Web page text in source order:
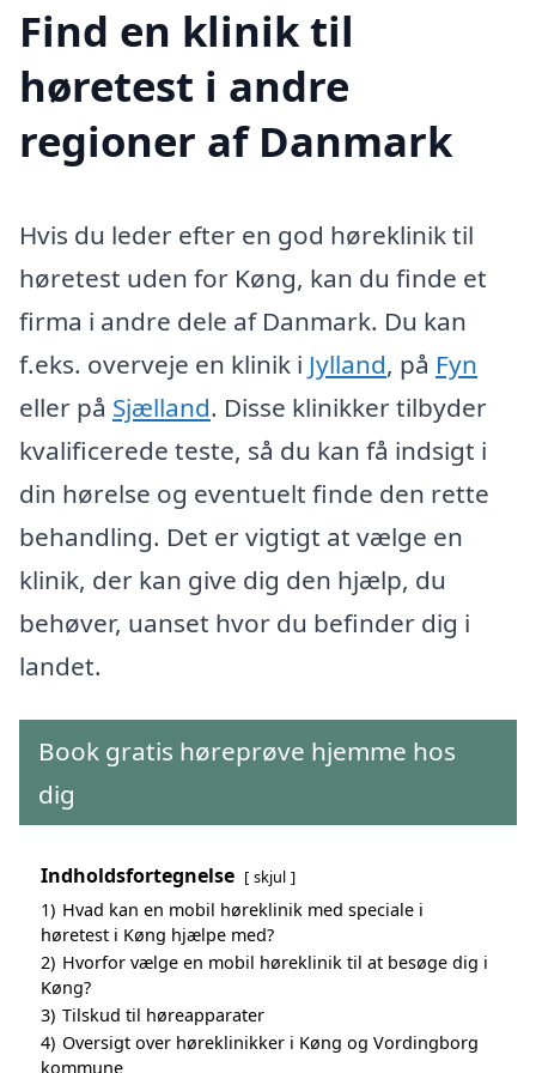
Find en klinik til
høretest i andre
regioner af Danmark
Hvis du leder efter en god høreklinik til
høretest uden for Køng, kan du finde et
firma i andre dele af Danmark. Du kan
f.eks. overveje en klinik i Jylland, på Fyn
eller på Sjælland. Disse klinikker tilbyder
kvalificerede teste, så du kan få indsigt i
din hørelse og eventuelt finde den rette
behandling. Det er vigtigt at vælge en
klinik, der kan give dig den hjælp, du
behøver, uanset hvor du befinder dig i
landet.
Book gratis høreprøve hjemme hos
dig
Indholdsfortegnelse skjul
1) Hvad kan en mobil høreklinik med speciale i
høretest i Køng hjælpe med?
2) Hvorfor vælge en mobil høreklinik til at besøge dig i
Køng?
3) Tilskud til høreapparater
4) Oversigt over høreklinikker i Køng og Vordingborg
kommune